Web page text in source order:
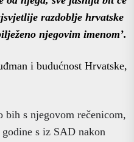
razdoblje hrvatske
njegovim imenom’.
i budućnost Hrvatske,
s njegovom rečenicom,
s iz SAD nakon